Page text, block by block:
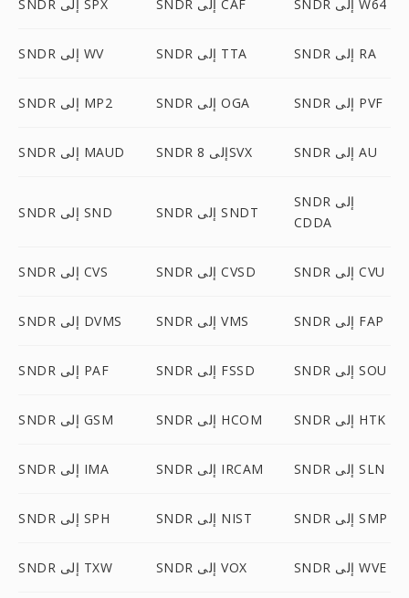
SNDR إلى SPX SNDR إلى CAF SNDR إلى W64
SNDR إلى WV SNDR إلى TTA SNDR إلى RA
SNDR إلى MP2 SNDR إلى OGA SNDR إلى PVF
SNDR إلى MAUD SNDR إلى 8SVX SNDR إلى AU
SNDR إلى SND SNDR إلى SNDT
SNDR إلى
CDDA
SNDR إلى CVS SNDR إلى CVSD SNDR إلى CVU
SNDR إلى DVMS SNDR إلى VMS SNDR إلى FAP
SNDR إلى PAF SNDR إلى FSSD SNDR إلى SOU
SNDR إلى GSM SNDR إلى HCOM SNDR إلى HTK
SNDR إلى IMA SNDR إلى IRCAM SNDR إلى SLN
SNDR إلى SPH SNDR إلى NIST SNDR إلى SMP
SNDR إلى TXW SNDR إلى VOX SNDR إلى WVE